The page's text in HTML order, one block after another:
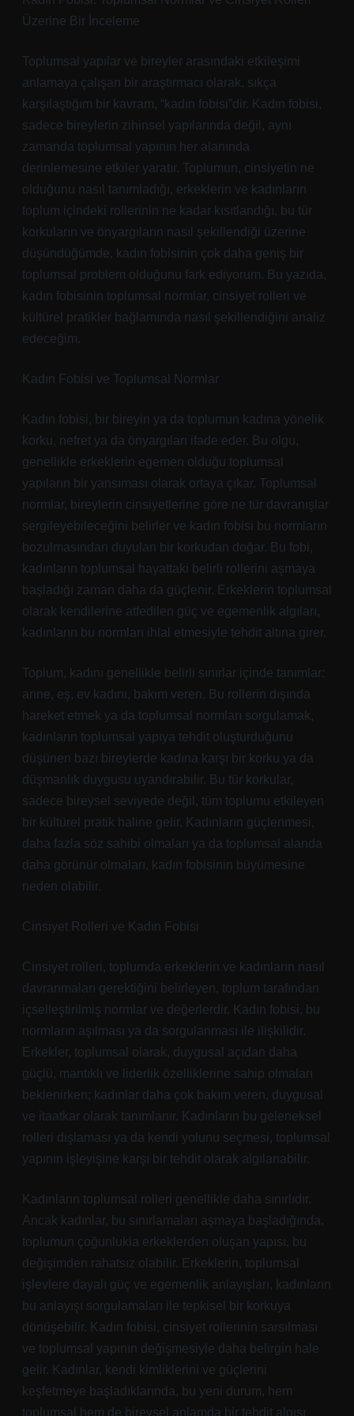
Üzerine Bir İnceleme
Toplumsal yapılar ve bireyler arasındaki etkileşimi
anlamaya çalışan bir araştırmacı olarak, sıkça
karşılaştığım bir kavram, “kadın fobisi”dir. Kadın fobisi,
sadece bireylerin zihinsel yapılarında değil, aynı
zamanda toplumsal yapının her alanında
derinlemesine etkiler yaratır. Toplumun, cinsiyetin ne
olduğunu nasıl tanımladığı, erkeklerin ve kadınların
toplum içindeki rollerinin ne kadar kısıtlandığı, bu tür
korkuların ve önyargıların nasıl şekillendiği üzerine
düşündüğümde, kadın fobisinin çok daha geniş bir
toplumsal problem olduğunu fark ediyorum. Bu yazıda,
kadın fobisinin toplumsal normlar, cinsiyet rolleri ve
kültürel pratikler bağlamında nasıl şekillendiğini analiz
edeceğim.
Kadın Fobisi ve Toplumsal Normlar
Kadın fobisi, bir bireyin ya da toplumun kadına yönelik
korku, nefret ya da önyargıları ifade eder. Bu olgu,
genellikle erkeklerin egemen olduğu toplumsal
yapıların bir yansıması olarak ortaya çıkar. Toplumsal
normlar, bireylerin cinsiyetlerine göre ne tür davranışlar
sergileyebileceğini belirler ve kadın fobisi bu normların
bozulmasından duyulan bir korkudan doğar. Bu fobi,
kadınların toplumsal hayattaki belirli rollerini aşmaya
başladığı zaman daha da güçlenir. Erkeklerin toplumsal
olarak kendilerine atfedilen güç ve egemenlik algıları,
kadınların bu normları ihlal etmesiyle tehdit altına girer.
Toplum, kadını genellikle belirli sınırlar içinde tanımlar:
anne, eş, ev kadını, bakım veren. Bu rollerin dışında
hareket etmek ya da toplumsal normları sorgulamak,
kadınların toplumsal yapıya tehdit oluşturduğunu
düşünen bazı bireylerde kadına karşı bir korku ya da
düşmanlık duygusu uyandırabilir. Bu tür korkular,
sadece bireysel seviyede değil, tüm toplumu etkileyen
bir kültürel pratik haline gelir. Kadınların güçlenmesi,
daha fazla söz sahibi olmaları ya da toplumsal alanda
daha görünür olmaları, kadın fobisinin büyümesine
neden olabilir.
Cinsiyet Rolleri ve Kadın Fobisi
Cinsiyet rolleri, toplumda erkeklerin ve kadınların nasıl
davranmaları gerektiğini belirleyen, toplum tarafından
içselleştirilmiş normlar ve değerlerdir. Kadın fobisi, bu
normların aşılması ya da sorgulanması ile ilişkilidir.
Erkekler, toplumsal olarak, duygusal açıdan daha
güçlü, mantıklı ve liderlik özelliklerine sahip olmaları
beklenirken; kadınlar daha çok bakım veren, duygusal
ve itaatkar olarak tanımlanır. Kadınların bu geleneksel
rolleri dışlaması ya da kendi yolunu seçmesi, toplumsal
yapının işleyişine karşı bir tehdit olarak algılanabilir.
Kadınların toplumsal rolleri genellikle daha sınırlıdır.
Ancak kadınlar, bu sınırlamaları aşmaya başladığında,
toplumun çoğunlukla erkeklerden oluşan yapısı, bu
değişimden rahatsız olabilir. Erkeklerin, toplumsal
işlevlere dayalı güç ve egemenlik anlayışları, kadınların
bu anlayışı sorgulamaları ile tepkisel bir korkuya
dönüşebilir. Kadın fobisi, cinsiyet rollerinin sarsılması
ve toplumsal yapının değişmesiyle daha belirgin hale
gelir. Kadınlar, kendi kimliklerini ve güçlerini
keşfetmeye başladıklarında, bu yeni durum, hem
toplumsal hem de bireysel anlamda bir tehdit algısı